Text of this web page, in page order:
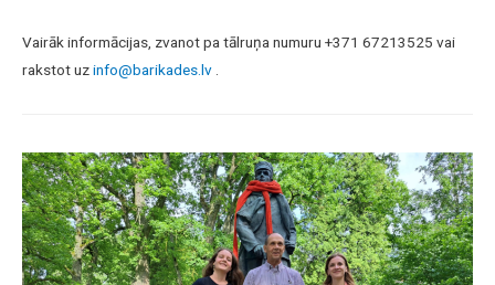
Vairāk informācijas, zvanot pa tālruņa numuru +371 67213525 vai
rakstot uzinfo@barikades.lv